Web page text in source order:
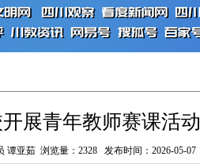
展青年教师赛课活动
谭亚茹 浏览量： 2328 发布时间：2026-05-07